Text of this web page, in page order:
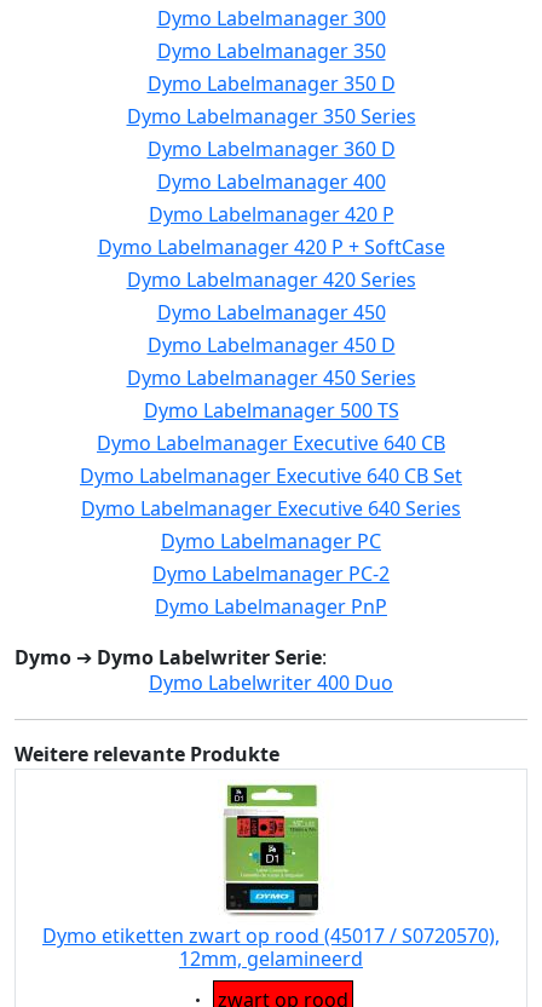
Dymo Labelmanager 300
Dymo Labelmanager 350
Dymo Labelmanager 350 D
Dymo Labelmanager 350 Series
Dymo Labelmanager 360 D
Dymo Labelmanager 400
Dymo Labelmanager 420 P
Dymo Labelmanager 420 P + SoftCase
Dymo Labelmanager 420 Series
Dymo Labelmanager 450
Dymo Labelmanager 450 D
Dymo Labelmanager 450 Series
Dymo Labelmanager 500 TS
Dymo Labelmanager Executive 640 CB
Dymo Labelmanager Executive 640 CB Set
Dymo Labelmanager Executive 640 Series
Dymo Labelmanager PC
Dymo Labelmanager PC-2
Dymo Labelmanager PnP
Dymo ➔ Dymo Labelwriter Serie:
Dymo Labelwriter 400 Duo
Weitere relevante Produkte
Dymo etiketten zwart op rood (45017 / S0720570),
12mm, gelamineerd
Eigenschaft:
zwart op rood